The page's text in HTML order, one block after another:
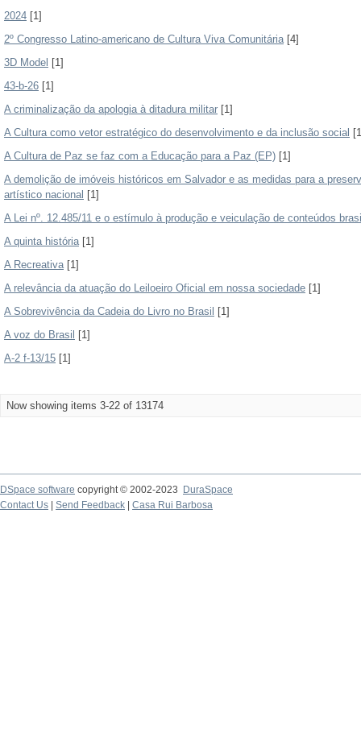
2024 [1]
2º Congresso Latino-americano de Cultura Viva Comunitária[4]
3D Model [1]
43-b-26 [1]
A criminalização da apologia à ditadura militar [1]
A Cultura como vetor estratégico do desenvolvimento e da inclusão social
A Cultura de Paz se faz com a Educação para a Paz (EP) [1]
A demolição de imóveis históricos em Salvador e as medidas para a
artístico nacional [1]
A Lei nº. 12.485/11 e o estímulo à produção e veiculação de conteúdos
A quinta história[1]
A Recreativa[1]
A relevância da atuação do Leiloeiro Oficial em nossa sociedade [1]
A Sobrevivência da Cadeia do Livro no Brasil
[1]
A voz do Brasil
[1]
A-2 f-13/15 [1]
Now showing items 3-22 of 13174
DSpace software copyright © 2002-2023
DuraSpace
Contact Us
Send Feedback Casa Rui Barbosa